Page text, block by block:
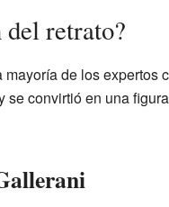
del retrato?
de los
se convirtió en una